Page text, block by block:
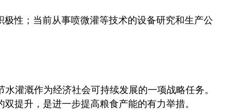
性；当前从事喷微灌等技术的设备研究和生产公
灌溉作为经济社会可持续发展的一项战略任务。
提升，是进一步提高粮食产能的有力举措。